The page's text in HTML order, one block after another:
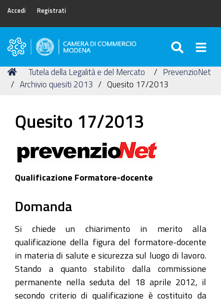
Accedi Registrati
Camera
Commercio
di
Tu
sei
Home
Tutela della Legalità e del Mercato
PrevenzioNet
Archivio quesiti 2013
Quesito 17/2013
Quesito 17/2013
Qualificazione Formatore-docente
Domanda
Si chiede un chiarimento in merito alla
qualificazione della figura del formatore-docente
in materia di salute e sicurezza sul luogo di lavoro.
Stando a quanto stabilito dalla commissione
permanente nella seduta del 18 aprile 2012, il
secondo criterio di qualificazione è costituito da